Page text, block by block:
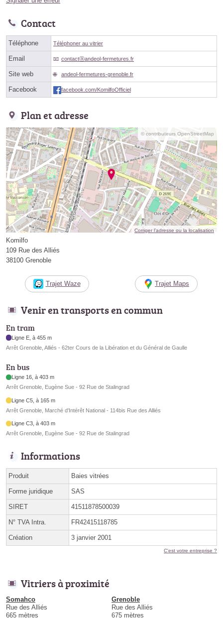
Contact
Téléphone Téléphoner au vitrier
Email contactⓐandeol-fermetures.fr
Site web andeol-fermetures-grenoble.fr
Facebook facebook.com/KomilfoOfficiel
Plan et adresse
© contributeurs OpenStreetMap
Corriger l’adresse ou la localisation
Komilfo
109 Rue des Alliés
38100 Grenoble
Trajet Waze Trajet Maps
Venir en transports en commun
En tram
Ligne E, à 455 m
Arrêt Grenoble, Alliés - 62ter Cours de la Libération et du Général de Gaulle
En bus
Ligne 16, à 403 m
Arrêt Grenoble, Eugène Sue - 92 Rue de Stalingrad
Ligne C5, à 165 m
Arrêt Grenoble, Marché d'Intérêt National - 114bis Rue des Alliés
Ligne C3, à 403 m
Arrêt Grenoble, Eugène Sue - 92 Rue de Stalingrad
Informations
Produit Baies vitrées
Forme juridique SAS
SIRET 41511878500039
N° TVA Intra. FR42415118785
Création 3 janvier 2001
C'est votre entreprise ?
Vitriers à proximité
Somahco
Rue des Alliés
665 mètres
Grenoble
Rue des Alliés
675 mètres